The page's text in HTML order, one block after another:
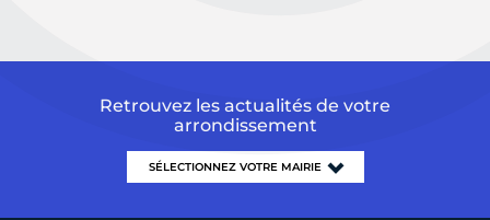
Retrouvez les actualités de votre
arrondissement